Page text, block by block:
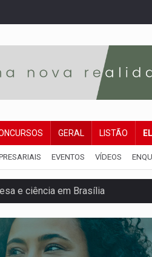
GERAL LISTÃO
EVENTOS VÍDEOS
e ciência em Brasília
e um em estado grave na BR
de Marcela Bonfim